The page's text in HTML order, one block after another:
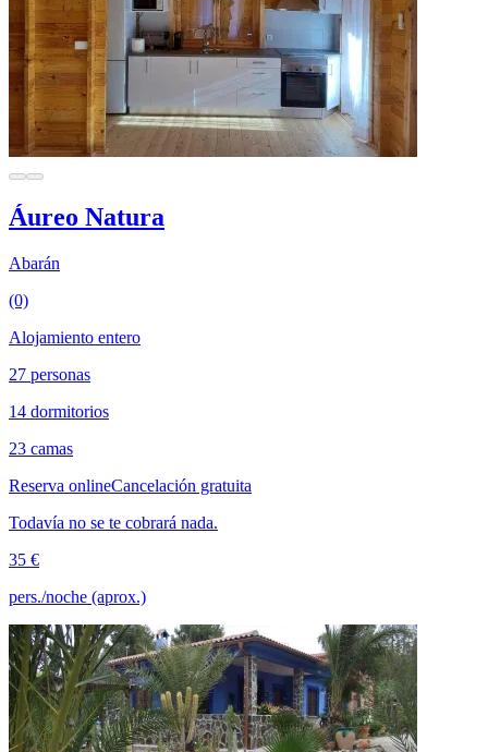
Áureo Natura
Abarán
(0)
Alojamiento entero
27 personas
14 dormitorios
23 camas
Reserva onlineCancelación gratuita
Todavía no se te cobrará nada.
35 €
pers./noche (aprox.)